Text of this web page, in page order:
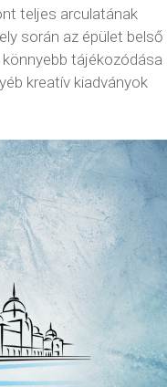
teljes arculatának
során az épület belső
tájékozódása
kreatív kiadványok